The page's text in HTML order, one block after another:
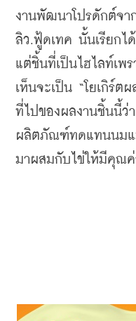
งานพัฒนาโปรดักต์จา
ลิว.ฟู้ดเทค นั้นเรียกไ
แต่ชิ้นที่เป็นไฮไลท์เพ
เห็นจะเป็น “โยเกิร์ต
ที่ไปของผลงานชิ้นนี้ว่
ผลิตภัณฑ์ทดแทนนม
มาผสมกับไข่ให้มีคุณค่